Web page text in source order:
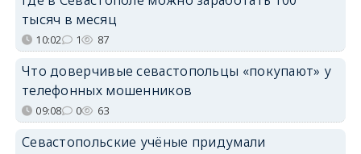
тысяч в месяц
10:02 1 87
Что доверчивые севастопольцы «покупают» у
телефонных мошенников
09:08 0 63
Севастопольские учёные придумали